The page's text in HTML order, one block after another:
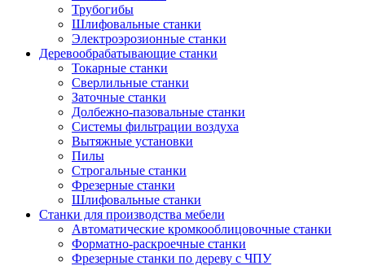
Трубогибы
Шлифовальные станки
Электроэрозионные станки
Деревообрабатывающие станки
Токарные станки
Сверлильные станки
Заточные станки
Долбежно-пазовальные станки
Системы фильтрации воздуха
Вытяжные установки
Пилы
Строгальные станки
Фрезерные станки
Шлифовальные станки
Станки для производства мебели
Автоматические кромкооблицовочные станки
Форматно-раскроечные станки
Фрезерные станки по дереву с ЧПУ